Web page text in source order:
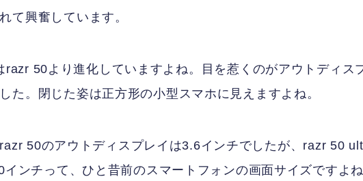
て興奮しています。
50より進化していますよね。目を惹くのがアウトディス
た。閉じた姿は正方形の小型スマホに見えますよね。
50のアウトディスプレイは3.6インチでしたが、razr 50
ンチって、ひと昔前のスマートフォンの画面サイズですよ